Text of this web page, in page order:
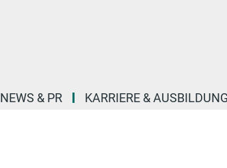
NEWS & PR KARRIERE & AUSBILDUNG